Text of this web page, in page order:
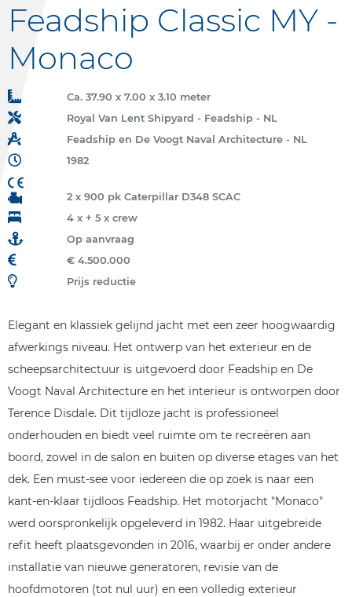
Feadship Classic MY -
Monaco
Ca. 37.90 x 7.00 x 3.10 meter
Royal Van Lent Shipyard - Feadship - NL
Feadship en De Voogt Naval Architecture - NL
1982
2 x 900 pk Caterpillar D348 SCAC
4 x + 5 x crew
Op aanvraag
€ 4.500.000
Prijs reductie
Elegant en klassiek gelijnd jacht met een zeer hoogwaardig
afwerkings niveau. Het ontwerp van het exterieur en de
scheepsarchitectuur is uitgevoerd door Feadship en De
Voogt Naval Architecture en het interieur is ontworpen door
Terence Disdale. Dit tijdloze jacht is professioneel
onderhouden en biedt veel ruimte om te recreëren aan
boord, zowel in de salon en buiten op diverse etages van het
dek. Een must-see voor iedereen die op zoek is naar een
kant-en-klaar tijdloos Feadship. Het motorjacht "Monaco"
werd oorspronkelijk opgeleverd in 1982. Haar uitgebreide
refit heeft plaatsgevonden in 2016, waarbij er onder andere
installatie van nieuwe generatoren, revisie van de
hoofdmotoren (tot nul uur) en een volledig exterieur